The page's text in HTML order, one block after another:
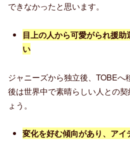
できなかったと思います。
目上の人から可愛がられ援
い
ジャニーズから独立後、TOBEへ
後は世界中で素晴らしい人との
ょう。
変化を好む傾向があり、アイ